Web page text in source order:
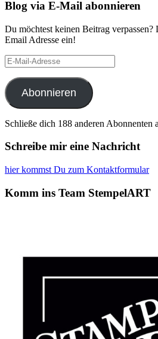
Blog via E-Mail abonnieren
Du möchtest keinen Beitrag
Email Adresse ein!
E-
Mail-
Adresse
Abonnieren
Schließe dich 188 anderen Abonnenten
Schreibe mir eine Nachricht
hier kommst Du zum Kontaktformular
Komm ins Team StempelART